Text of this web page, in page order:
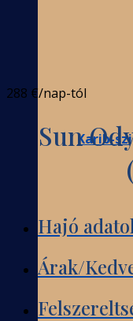
Karib-
288 €/nap-tól
Sun
Hajó
Árak/